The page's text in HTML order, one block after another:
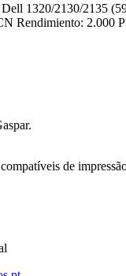
Dell 1320/2130/2135
Rendimiento: 2.000
de